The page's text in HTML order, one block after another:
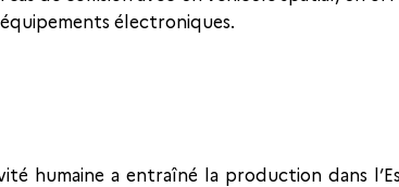
électroniques.
humaine a entraîné la production dans